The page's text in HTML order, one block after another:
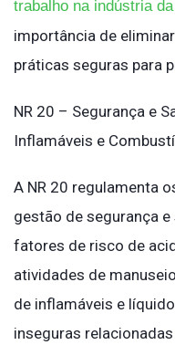
trabalho na indústria
importância de
práticas seguras para
NR 20 – Segurança e
Inflamáveis e
A NR 20 regulamenta
gestão de segurança
fatores de risco de
atividades de
de inflamáveis e
inseguras